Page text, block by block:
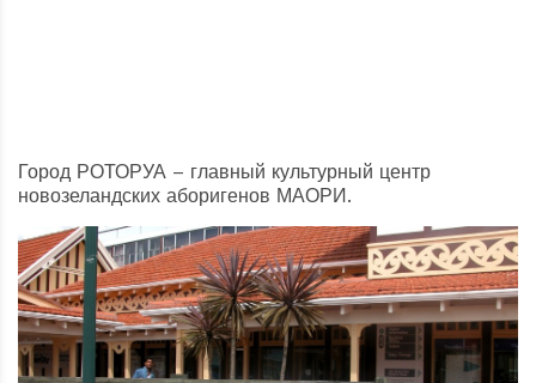
Город РОТОРУА – главный культурный центр
новозеландских аборигенов МАОРИ.